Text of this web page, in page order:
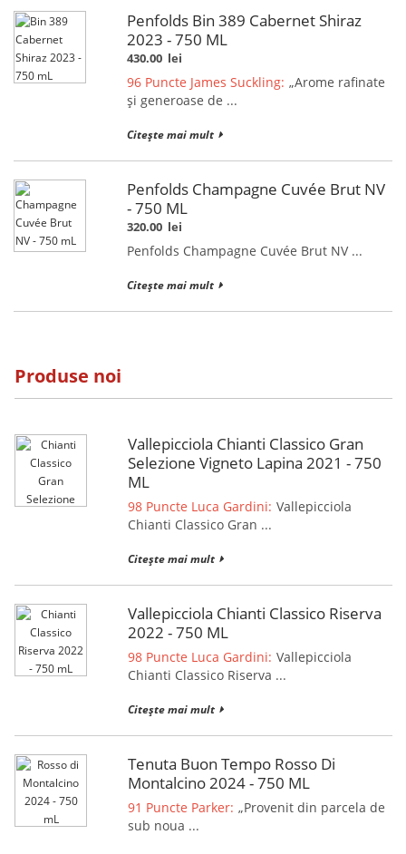
Penfolds Bin 389 Cabernet Shiraz
2023 - 750 ML
430.00 lei
96 Puncte James Suckling: „Arome rafinate
și generoase de ...
Citește mai mult
Penfolds Champagne Cuvée Brut NV
- 750 ML
320.00 lei
Penfolds Champagne Cuvée Brut NV ...
Citește mai mult
Produse noi
Vallepicciola Chianti Classico Gran
Selezione Vigneto Lapina 2021 - 750
ML
98 Puncte Luca Gardini: Vallepicciola
Chianti Classico Gran ...
Citește mai mult
Vallepicciola Chianti Classico Riserva
2022 - 750 ML
98 Puncte Luca Gardini: Vallepicciola
Chianti Classico Riserva ...
Citește mai mult
Tenuta Buon Tempo Rosso Di
Montalcino 2024 - 750 ML
91 Puncte Parker: „Provenit din parcela de
sub noua ...